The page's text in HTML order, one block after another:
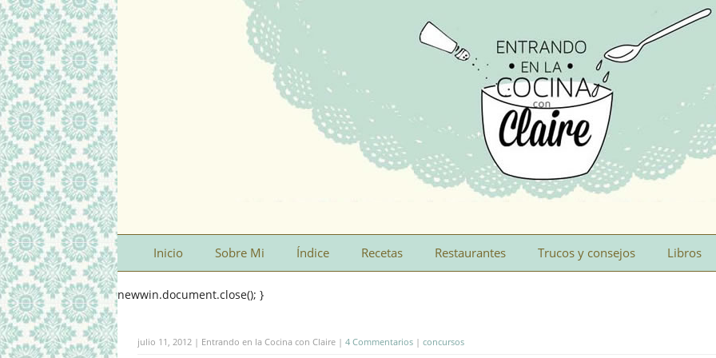
Inicio Sobre Mi Índice Recetas Restaurantes Trucos y consejos Libros
newwin.document.close(); }
julio 11, 2012 | Entrando en la Cocina con Claire | 4 Commentarios | concursos